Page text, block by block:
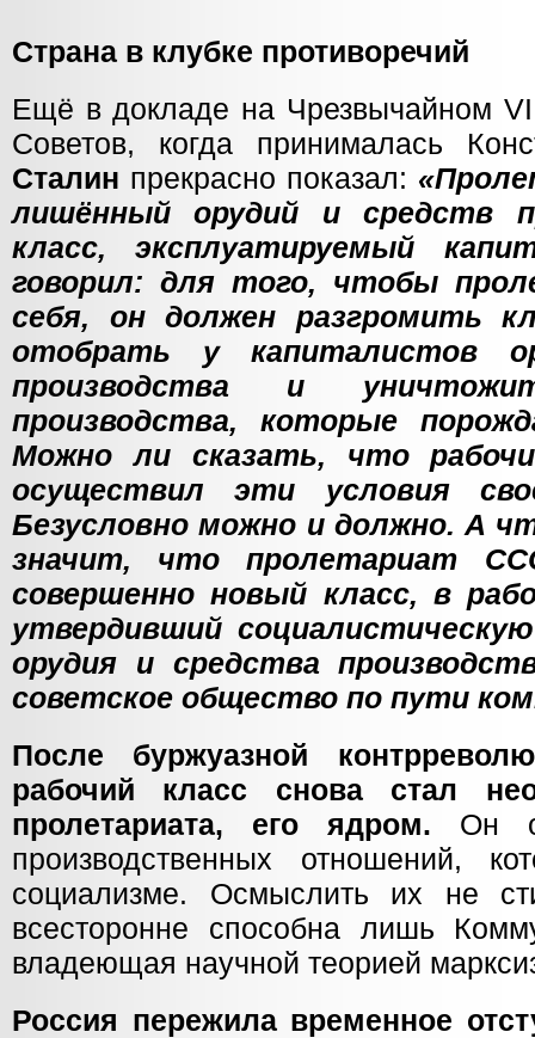
Страна в клубке противоречий
Ещё в докладе на Чрезвычайном
Советов, когда принималась
Сталин прекрасно показал:
лишённый орудий и средств
класс, эксплуатируемый
говорил: для того, чтобы
себя, он должен разгромить
отобрать у капиталистов
производства и
производства, которые
Можно ли сказать, что
осуществил эти условия
Безусловно можно и должно. А
значит, что пролетариат
совершенно новый класс, в
утвердивший
орудия и средства
советское общество по пути
После буржуазной
рабочий класс снова стал
пролетариата, его ядром. Он
производственных отношений,
социализме. Осмыслить их не
всесторонне способна лишь
владеющая научной теорией
Россия пережила временное